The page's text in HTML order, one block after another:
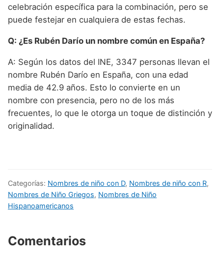
celebración específica para la combinación, pero se
puede festejar en cualquiera de estas fechas.
Q: ¿Es Rubén Darío un nombre común en España?
A: Según los datos del INE, 3347 personas llevan el
nombre Rubén Darío en España, con una edad
media de 42.9 años. Esto lo convierte en un
nombre con presencia, pero no de los más
frecuentes, lo que le otorga un toque de distinción y
originalidad.
Categorías: Nombres de niño con D, Nombres de niño con R,
Nombres de Niño Griegos, Nombres de Niño
Hispanoamericanos
Comentarios